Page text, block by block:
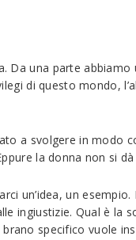
Da una parte
di questo mondo,
a svolgere in modo
la donna non si
un’idea, un
ingiustizie. Qual è la
specifico vuole